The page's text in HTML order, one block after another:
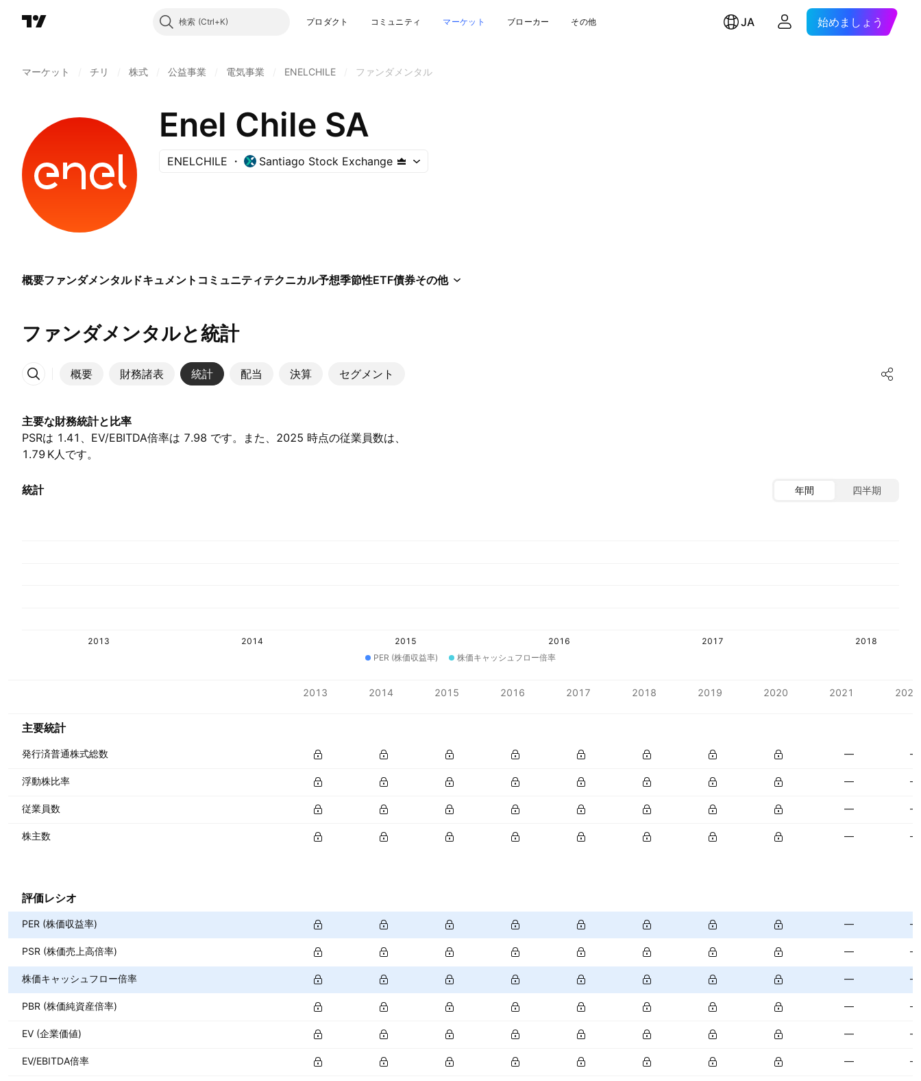
検索 プロダクト コミュニティ マーケット ブローカー その他 JA 始めましょう
マーケット チリ 株式 公益事業 電気事業 ENELCHILE ファンダメンタル
Enel Chile SA
ENELCHILE Santiago Stock Exchange
概要ファンダメンタルドキュメント コミュニティテクニカル予想季節性ETF債券その他
ファンダメンタルと統計
概要 財務諸表 統計 配当 決算 セグメント
その他
主要な財務統計と比率
PSRは 1.41、EV/EBITDA倍率は 7.98 です。また、2025 時点の従業員数は、‪
1.79 K‬人です。
統計 年間 四半期
2013 2014 2015 2016 2017
2018
PER (株価収益率)
株価キャッシュフロー倍率
2013 2014 2015 2016 2017 2018 2019 2020 2021 2022
主要統計
発行済普通株式総数 — —
浮動株比率 — —
従業員数 — —
株主数 — —
評価レシオ
PER (株価収益率) — —
PSR (株価売上高倍率) — —
株価キャッシュフロー倍率 — —
PBR (株価純資産倍率) — —
EV (企業価値) — —
EV/EBITDA倍率 — —